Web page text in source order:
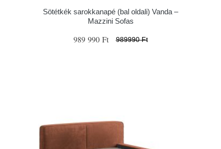
Sötétkék sarokkanapé (bal oldali) Vanda –
Mazzini Sofas
989 990 Ft 989990 Ft